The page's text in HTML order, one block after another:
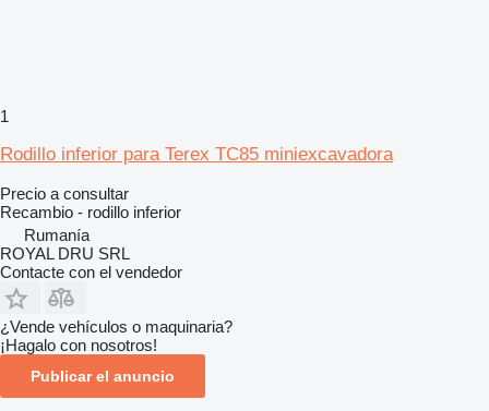
1
Rodillo inferior para Terex TC85 miniexcavadora
Precio a consultar
Recambio - rodillo inferior
Rumanía
ROYAL DRU SRL
Contacte con el vendedor
¿Vende vehículos o maquinaria?
¡Hagalo con nosotros!
Publicar el anuncio